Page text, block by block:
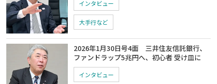
インタビュー
大手行など
2026年1月30日号4面 三井住友信託銀行、
ファンドラップ5兆円へ、初心者 受け皿に
インタビュー